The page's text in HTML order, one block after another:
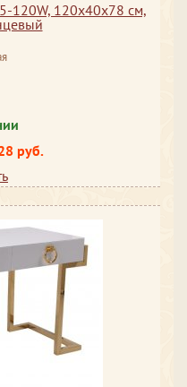
120W, 120х40х78 см,
руб.